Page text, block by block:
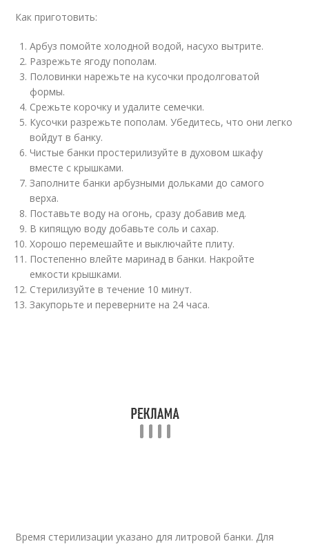
Как приготовить:
Арбуз помойте холодной водой, насухо вытрите.
Разрежьте ягоду пополам.
Половинки нарежьте на кусочки продолговатой
формы.
Срежьте корочку и удалите семечки.
Кусочки разрежьте пополам. Убедитесь, что они легко
войдут в банку.
Чистые банки простерилизуйте в духовом шкафу
вместе с крышками.
Заполните банки арбузными дольками до самого
верха.
Поставьте воду на огонь, сразу добавив мед.
В кипящую воду добавьте соль и сахар.
Хорошо перемешайте и выключайте плиту.
Постепенно влейте маринад в банки. Накройте
емкости крышками.
Стерилизуйте в течение 10 минут.
Закупорьте и переверните на 24 часа.
Время стерилизации указано для литровой банки. Для